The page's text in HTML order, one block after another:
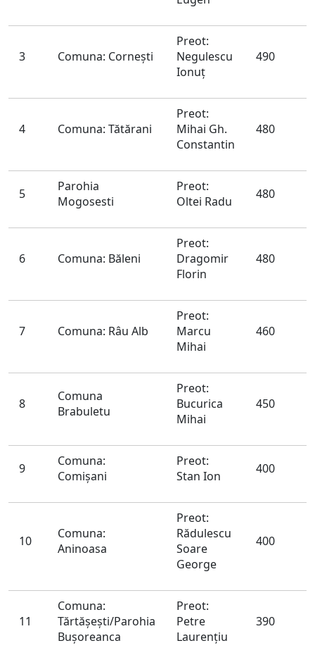
3 Comuna: Corneşti
Preot:
Negulescu
Ionuţ
490
4 Comuna: Tătărani
Preot:
Mihai Gh.
Constantin
480
5
Parohia
Mogosesti
Preot:
Oltei Radu
480
6 Comuna: Băleni
Preot:
Dragomir
Florin
480
7 Comuna: Râu Alb
Preot:
Marcu
Mihai
460
8
Comuna
Brabuletu
Preot:
Bucurica
Mihai
450
9
Comuna:
Comişani
Preot:
Stan Ion
400
10
Comuna:
Aninoasa
Preot:
Rădulescu
Soare
George
400
11
Comuna:
Tărtăşeşti/Parohia
Buşoreanca
Preot:
Petre
Laurenţiu
390